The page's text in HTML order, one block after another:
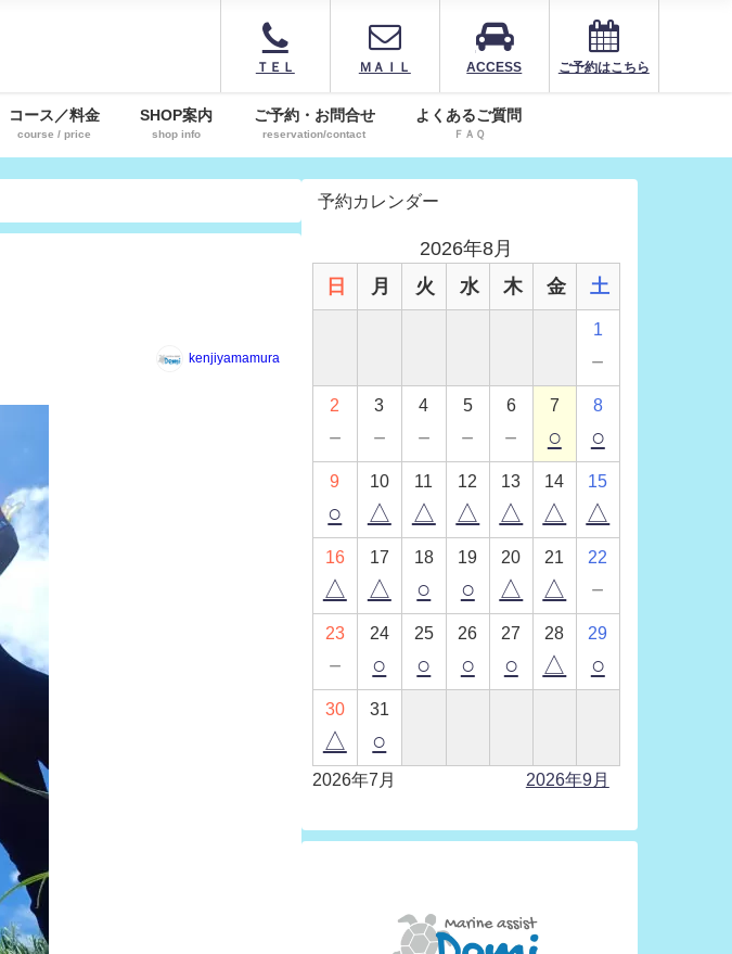
ＴＥＬ ＭＡＩＬ ACCESS ご予約はこちら
コース／料金
course / price
SHOP案内
shop info
ご予約・お問合せ
reservation/contact
よくあるご質問
ＦＡＱ
kenjiyamamura
予約カレンダー
2026年8月
日
月 火 水 木 金 土
1
－
2
－
3
－
4
－
5
－
6
－
7
○
8
○
9
○
10
△
11
△
12
△
13
△
14
△
15
△
16
△
17
△
18
○
19
○
20
△
21
△
22
－
23
－
24
○
25
○
26
○
27
○
28
△
29
○
30
△
31
○
2026年7月 2026年9月